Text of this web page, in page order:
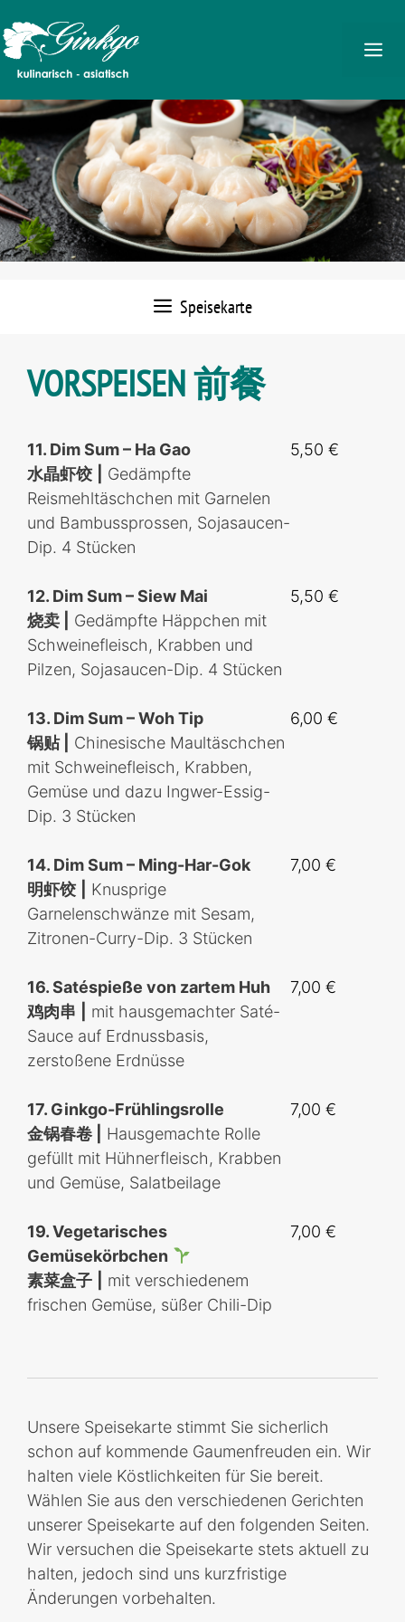
Inhalt
springen
Speisekarte
VORSPEISEN 前餐
11. Dim Sum – Ha Gao
水晶虾饺
Gedämpfte
Reismehltäschchen mit Garnelen
und Bambussprossen, Sojasaucen-
Dip. 4 Stücken
5,50 €
12. Dim Sum – Siew Mai
烧卖
Gedämpfte Häppchen mit
Schweinefleisch, Krabben und
Pilzen, Sojasaucen-Dip. 4 Stücken
5,50 €
13. Dim Sum – Woh Tip
锅贴 |
Chinesische Maultäschchen
mit Schweinefleisch, Krabben,
Gemüse und dazu Ingwer-Essig-
Dip. 3 Stücken
6,00 €
14. Dim Sum – Ming-Har-Gok
明虾饺
Knusprige
Garnelenschwänze mit Sesam,
Zitronen-Curry-Dip. 3 Stücken
7,00 €
16. Satéspieße von zartem Huh
鸡肉串
mit hausgemachter Saté-
Sauce auf Erdnussbasis,
zerstoßene Erdnüsse
7,00 €
17. Ginkgo-Frühlingsrolle
金锅春卷 |
Hausgemachte Rolle
gefüllt mit Hühnerfleisch, Krabben
und Gemüse, Salatbeilage
7,00 €
19. Vegetarisches
Gemüsekörbchen
素菜盒子
mit verschiedenem
frischen Gemüse, süßer Chili-Dip
7,00 €
Unsere Speisekarte stimmt Sie sicherlich
schon auf kommende Gaumenfreuden ein. Wir
halten viele Köstlichkeiten für Sie bereit.
Wählen Sie aus den verschiedenen Gerichten
unserer Speisekarte auf den folgenden Seiten.
Wir versuchen die Speisekarte stets aktuell zu
halten, jedoch sind uns kurzfristige
Änderungen vorbehalten.